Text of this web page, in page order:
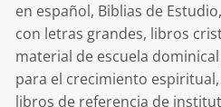
en español, Biblias de
con letras grandes, libros
material de escuela
para el crecimiento
libros de referencia de